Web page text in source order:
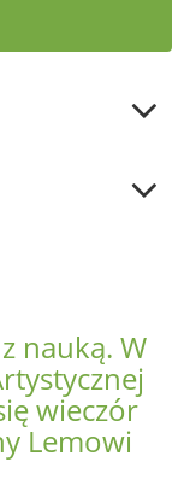
nauką. W
wieczór
Lemowi